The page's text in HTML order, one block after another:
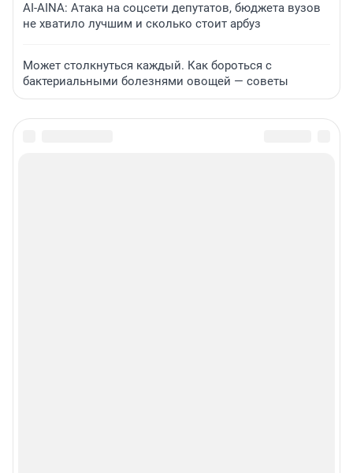
AI-AINA: Атака на соцсети депутатов, бюджета вузов
не хватило лучшим и сколько стоит арбуз
Может столкнуться каждый. Как бороться с
бактериальными болезнями овощей — советы